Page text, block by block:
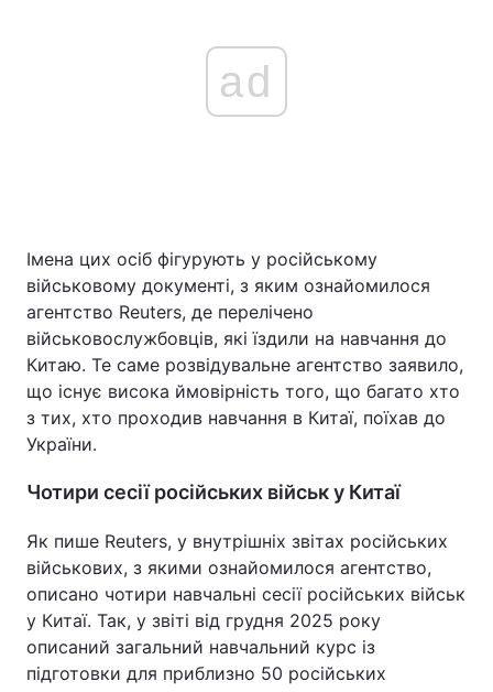
ad
Імена цих осіб фігурують у російському
військовому документі, з яким ознайомилося
агентство Reuters, де перелічено
військовослужбовців, які їздили на навчання до
Китаю. Те саме розвідувальне агентство заявило,
що існує висока ймовірність того, що багато хто
з тих, хто проходив навчання в Китаї, поїхав до
України.
Чотири сесії російських військ у Китаї
Як пише Reuters, у внутрішніх звітах російських
військових, з якими ознайомилося агентство,
описано чотири навчальні сесії російських військ
у Китаї. Так, у звіті від грудня 2025 року
описаний загальний навчальний курс із
підготовки для приблизно 50 російських